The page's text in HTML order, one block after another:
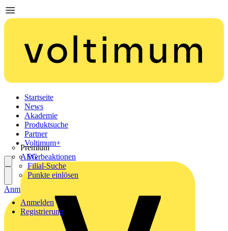
Startseite
News
Akademie
Produktsuche
Partner
Premium
AEG
Voltimum+
Werbeaktionen
Filial-Suche
Punkte einlösen
Anmelden
Registrierung
Anmelden